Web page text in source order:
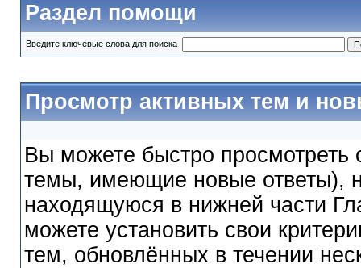
Раздел помощи
Введите ключевые слова для поиска
Просмотр активных тем и
Вы можете быстро просмотреть
темы, имеющие новые ответы),
находящуюся в нижней части
можете установить свои
тем, обновлённых в течении